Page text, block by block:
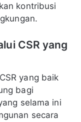
kontribusi
CSR yang
yang baik
bagi
selama ini
secara